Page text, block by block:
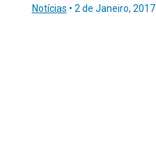
Notícias • 2 de Janeiro, 2017